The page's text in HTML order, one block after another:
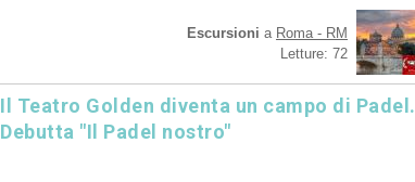
Escursioni a Roma - RM
Letture: 72
Il Teatro Golden diventa un campo di Padel.
Debutta "Il Padel nostro"